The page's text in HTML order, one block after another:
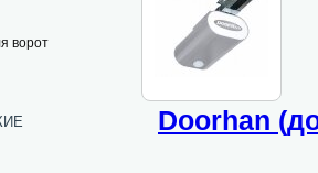
ворот
Doorhan